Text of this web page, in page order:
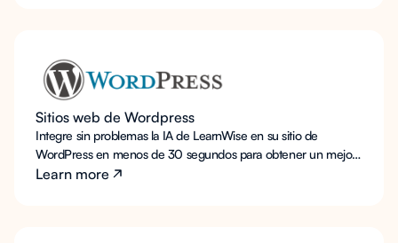
Sitios web de Wordpress
Integre sin problemas la IA de LearnWise en su sitio de
WordPress en menos de 30 segundos para obtener un mejor
apoyo para estudiantes y profesores.
Learn more